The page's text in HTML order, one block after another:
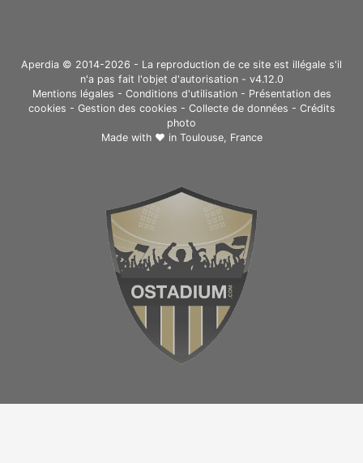
Aperdia © 2014-2026 - La reproduction de ce site est illégale s'il
n'a pas fait l'objet d'autorisation - v4.12.0
Mentions légales - Conditions d'utilisation- Présentation des
cookies - Gestion des cookies - Collecte de données - Crédits
photo
Made with ❤ in Toulouse, France